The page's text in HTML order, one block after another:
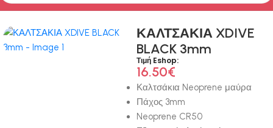
Αρχική σελίδα/Υποβρύχιο Ψάρεμα - Κατάδυση/Γάντια - Καλτσάκια
ΚΑΛΤΣΑΚΙΑ XDIVE
BLACK 3mm
Τιμή Eshop:
16.50€
Καλτσάκια Neoprene μαύρα
Πάχος 3mm
Neoprene CR50